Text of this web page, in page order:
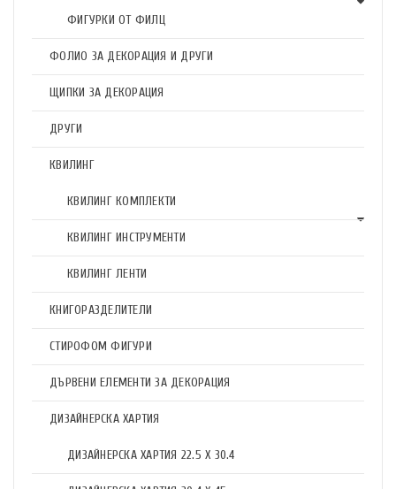
ФИГУРКИ ОТ ФИЛЦ
ФОЛИО ЗА ДЕКОРАЦИЯ И ДРУГИ
ЩИПКИ ЗА ДЕКОРАЦИЯ
ДРУГИ
КВИЛИНГ
КВИЛИНГ КОМПЛЕКТИ
КВИЛИНГ ИНСТРУМЕНТИ
КВИЛИНГ ЛЕНТИ
КНИГОРАЗДЕЛИТЕЛИ
СТИРОФОМ ФИГУРИ
ДЪРВЕНИ ЕЛЕМЕНТИ ЗА ДЕКОРАЦИЯ
ДИЗАЙНЕРСКА ХАРТИЯ
ДИЗАЙНЕРСКА ХАРТИЯ 22.5 X 30.4